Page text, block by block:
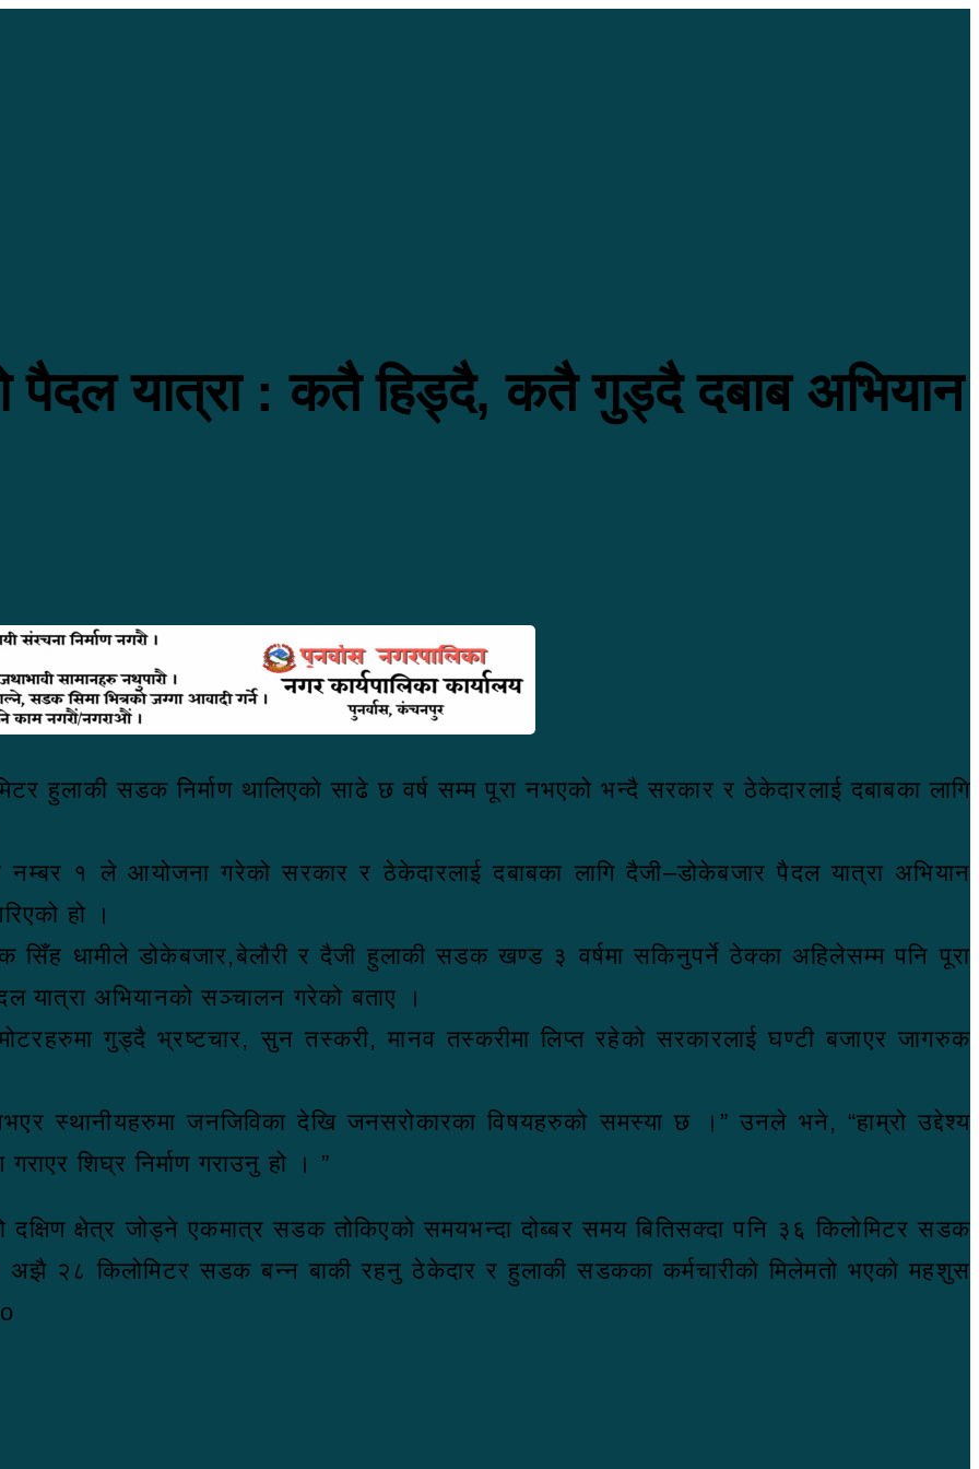
पैदल यात्रा : कतै हिड्दै, कतै गुड्दै दबाब अभियान
हुलाकी सडक निर्माण थालिएको साढे छ वर्ष सम्म पूरा नभएको भन्दै सरकार र ठेकेदारलाई दबाबका लागि
नम्बर १ ले आयोजना गरेको सरकार र ठेकेदारलाई दबाबका लागि दैजी–डोकेबजार पैदल यात्रा अभियान
हो ।
सिँह धामीले डोकेबजार,बेलौरी र दैजी हुलाकी सडक खण्ड ३ वर्षमा सकिनुपर्ने ठेक्का अहिलेसम्म पनि पूरा
यात्रा अभियानको सञ्चालन गरेको बताए ।
गुड्दै भ्रष्टचार, सुन तस्करी, मानव तस्करीमा लिप्त रहेको सरकारलाई घण्टी बजाएर जागरुक
स्थानीयहरुमा जनजिविका देखि जनसरोकारका विषयहरुको समस्या छ ।” उनले भने, “हाम्रो उद्देश्य
शिघ्र निर्माण गराउनु हो । ”
क्षेत्र जोड्ने एकमात्र सडक तोकिएको समयभन्दा दोब्बर समय बितिसक्दा पनि ३६ किलोमिटर सडक
२८ किलोमिटर सडक बन्न बाकी रहनु ठेकेदार र हुलाकी सडकका कर्मचारीको मिलेमतो भएको महशुस